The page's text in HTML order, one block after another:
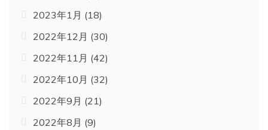
2023年1月 (18)
2022年12月 (30)
2022年11月 (42)
2022年10月 (32)
2022年9月 (21)
2022年8月 (9)